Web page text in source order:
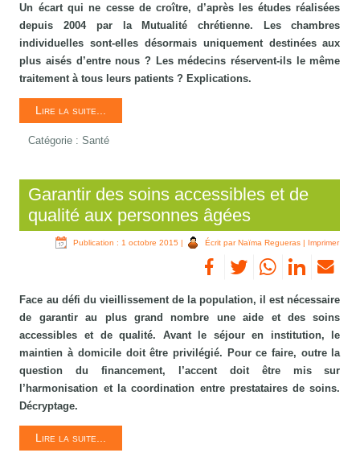
Un écart qui ne cesse de croître, d’après les études réalisées
depuis 2004 par la Mutualité chrétienne. Les chambres
individuelles sont-elles désormais uniquement destinées aux
plus aisés d’entre nous ? Les médecins réservent-ils le même
traitement à tous leurs patients ? Explications.
Lire la suite...
Catégorie :Santé
Garantir des soins accessibles et de
qualité aux personnes âgées
Publication : 1 octobre 2015 | Écrit par Naïma Regueras | Imprimer
Face au défi du vieillissement de la population, il est nécessaire
de garantir au plus grand nombre une aide et des soins
accessibles et de qualité. Avant le séjour en institution, le
maintien à domicile doit être privilégié. Pour ce faire, outre la
question du financement, l’accent doit être mis sur
l’harmonisation et la coordination entre prestataires de soins.
Décryptage.
Lire la suite...